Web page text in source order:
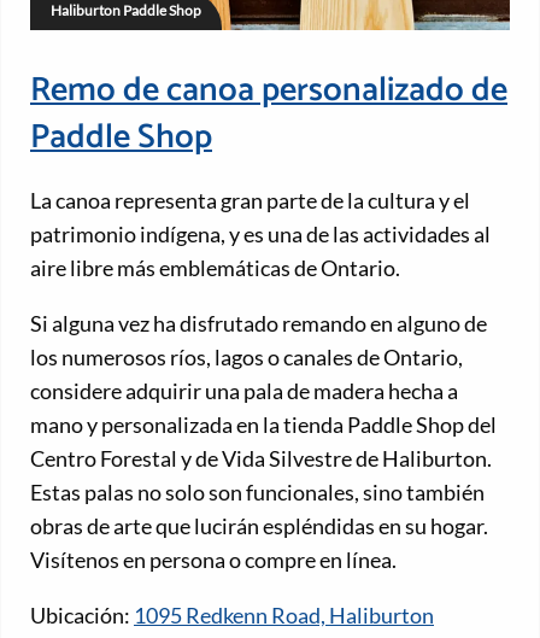
Haliburton Paddle Shop
Remo de canoa personalizado de
Paddle Shop
La canoa representa gran parte de la cultura y el
patrimonio indígena, y es una de las actividades al
aire libre más emblemáticas de Ontario.
Si alguna vez ha disfrutado remando en alguno de
los numerosos ríos, lagos o canales de Ontario,
considere adquirir una pala de madera hecha a
mano y personalizada en la tienda Paddle Shop del
Centro Forestal y de Vida Silvestre de Haliburton.
Estas palas no solo son funcionales, sino también
obras de arte que lucirán espléndidas en su hogar.
Visítenos en persona o compre en línea.
Ubicación: 1095 Redkenn Road, Haliburton